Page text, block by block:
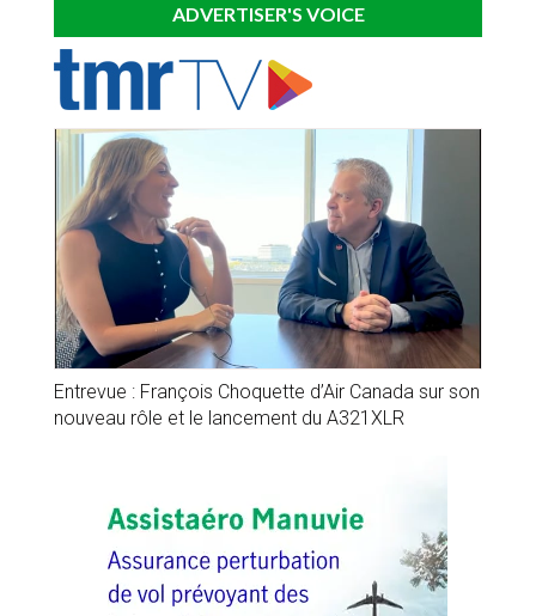
ADVERTISER'S VOICE
Entrevue : François Choquette d’Air Canada sur son
nouveau rôle et le lancement du A321XLR